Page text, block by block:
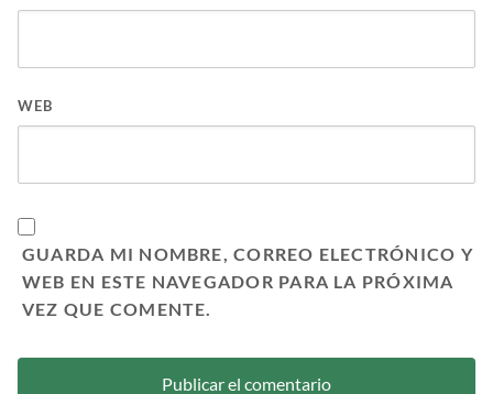
WEB
GUARDA MI NOMBRE, CORREO ELECTRÓNICO Y
WEB EN ESTE NAVEGADOR PARA LA PRÓXIMA
VEZ QUE COMENTE.